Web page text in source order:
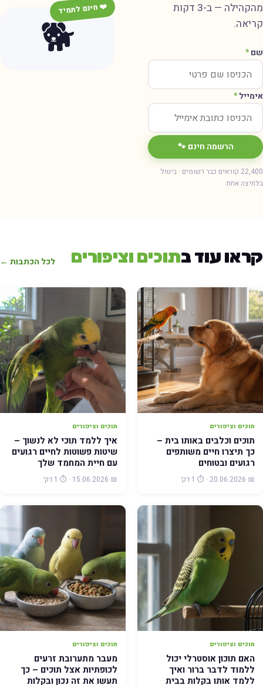
מהקהילה — ב-3 דקות
*
*
הרשמה חינם 🐾
22,400 קוראים כבר רשומים · ביטול
אחת
🐕
❤️ חינם לתמיד
עוד בתוכים וציפורים לכל הכתבות ←
תוכים וציפורים
תוכים וכלבים באותו בית –
כך תיצרו חיים משותפים
רגועים ובטוחים
📅 20.06.2026 · ⏱️ 1 דק׳
תוכים וציפורים
איך ללמד תוכי לא לנשוך –
שיטות פשוטות לחיים רגועים
עם חיית המחמד שלך
📅 15.06.2026 · ⏱️ 1 דק׳
תוכים וציפורים
האם תוכון אוסטרלי יכול
ללמוד לדבר ברור ואיך
ללמד אותו בקלות בבית
תוכים וציפורים
מעבר מתערובת זרעים
לכופתיות אצל תוכים – כך
תעשו את זה נכון ובקלות